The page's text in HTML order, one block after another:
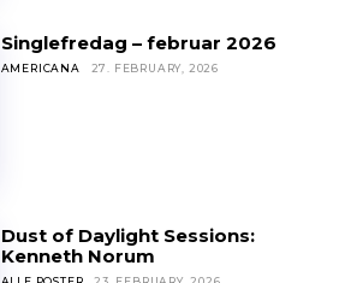
Singlefredag – februar 2026
AMERICANA 27. FEBRUARY, 2026
Dust of Daylight Sessions:
Kenneth Norum